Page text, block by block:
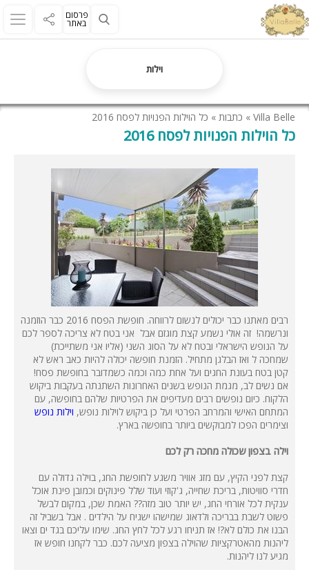
פרסום
באתר
וילות
Villa Belle
» כתבות » כל הוילות הפנויות לפסח 2016
כל הוילות הפנויות לפסח 2016
רבים מאתנו כבר יכולים לנשום לרווחה. חופשת הפסח 2016 כבר הוזמנה
ונרשמה! זה אולי נשמע קצת מוגזם אבל אני בטח לא צריכה לספר לכם
על הנופש הישראלי ובטח לא על הסוג השני (אליו אני משתייכת)
שמחכה ל ואז הבלגן מתחיל. הזמנת חופשה יכולה להיות כאב ראש לא
קטן בטח בעונת החגים ועל אחת כמה וכמה כשמדובר בחופשת פסח!
אם נשים לב, מגמת הנופש בשנים האחרונות השתנתה בעקבות ביקוש
הלקוח. כיום נופשים רבים מעדיפים את הפרטיות שלהם בחופשה, עם
המתחם האישי והמרחב הפרטי ועל כן ביקוש לוילות נופש, וילות נופש
וצימרים הפכו למבוקשים ביותר בחופשה בארץ.
וילה בצפון שכולה מחכה רק לכם
קצת לפני הקיץ, עם מזג אוויר משגע לחופשת החג, בוילה גדולה עם
חדרי סוויטות, בריכת שחייה, ג'קוזי ועוד שלל פינוקים וכמובן פינת אוכל
ענקית לכל אורחי החג, יש יותר טוב מזה?? האמת שכן, במקום לבשל
פשוט לשבת בבריכה ולדאוג שמישהו ישגיח על הילדים . אבל בשביל זה
הבנו את כולם לא?! אז תניחו רגע לכל לחץ החג. שימו עליכם בגד ים וצאו
ליהנות מהאטרקציות שהוילה בצפון מציעה לכם. כבר לקחנו חופש אז
מגיע לנו ליהנות.